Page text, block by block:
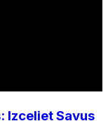
Izceliet Savus